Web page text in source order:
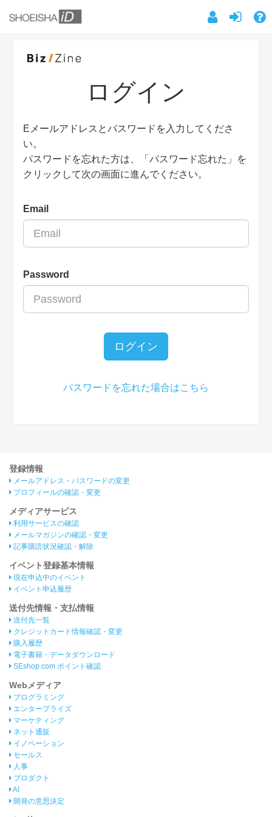
ログイン
Eメールアドレスとパスワードを入力してくださ
い。
パスワードを忘れた方は、「パスワード忘れた」を
クリックして次の画面に進んでください。
Email
Password
ログイン
パスワードを忘れた場合はこちら
登録情報
メールアドレス・パスワードの変更
プロフィールの確認・変更
メディアサービス
利用サービスの確認
メールマガジンの確認・変更
記事購読状況確認・解除
イベント登録基本情報
現在申込中のイベント
イベント申込履歴
送付先情報・支払情報
送付先一覧
クレジットカード情報確認・変更
購入履歴
電子書籍・データダウンロード
SEshop.com ポイント確認
Webメディア
プログラミング
エンタープライズ
マーケティング
ネット通販
イノベーション
セールス
人事
プロダクト
AI
開発の意思決定